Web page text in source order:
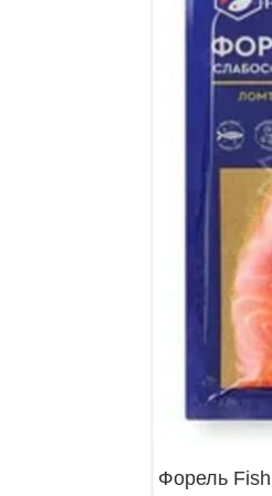
Форель